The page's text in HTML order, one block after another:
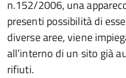
n.152/2006, una
presenti possibilità di
diverse aree, viene
all’interno di un sito già
rifiuti.